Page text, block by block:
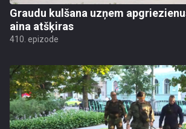
Graudu kulšana uzņem
aina atšķiras
410. epizode